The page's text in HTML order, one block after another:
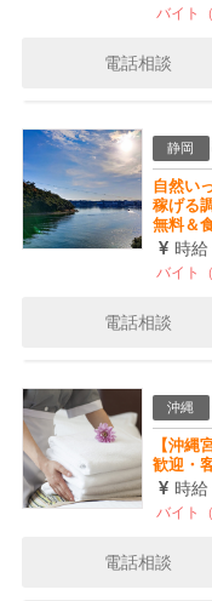
バイト
電話相談
静岡
自然い
稼げる
無料＆
時給
バイト
電話相談
沖縄
【沖縄
歓迎・
時給
バイト
電話相談